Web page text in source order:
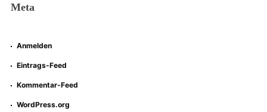
Meta
Anmelden
Eintrags-Feed
Kommentar-Feed
WordPress.org